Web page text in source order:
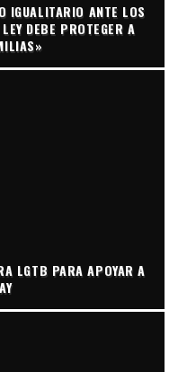
IGUALITARIO ANTE LOS
DEBE PROTEGER A
LGTB PARA APOYAR A